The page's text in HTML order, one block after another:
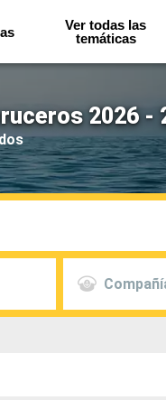
Ver todas las
temáticas
2026 -